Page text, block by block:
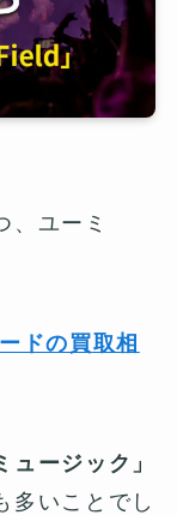
、ユーミ
ドの買取相
ュージック」
多いことでし